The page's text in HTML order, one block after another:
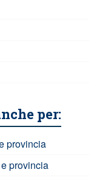
per:
provincia
provincia